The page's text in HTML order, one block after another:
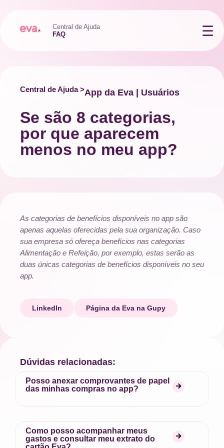
Central de Ajuda
FAQ
Central de Ajuda >App da Eva | Usuários
Se são 8 categorias,
por que aparecem
menos no meu app?
As categorias de benefícios disponíveis no app são
apenas aquelas oferecidas pela sua organização. Caso
sua empresa só ofereça benefícios nas categorias
Alimentação e Refeição, por exemplo, estas serão as
duas únicas categorias de benefícios disponíveis no seu
app.
LinkedIn Página da Eva na Gupy
Dúvidas relacionadas:
Posso anexar comprovantes de papel
das minhas compras no app?
Como posso acompanhar meus
gastos e consultar meu extrato do